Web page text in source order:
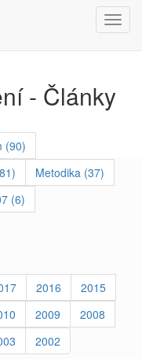
- Články
(90)
Metodika (37)
(6)
2016
2015
2009
2008
2002